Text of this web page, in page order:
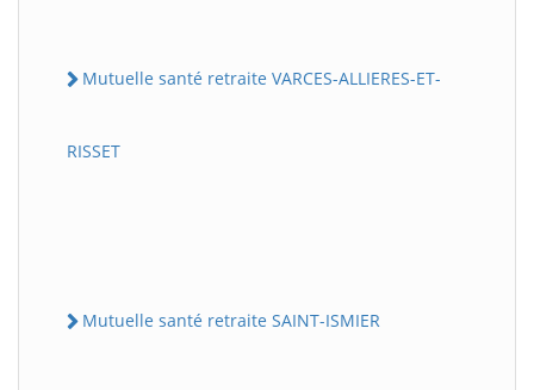
Mutuelle santé retraite VARCES-ALLIERES-ET-
RISSET
Mutuelle santé retraite SAINT-ISMIER